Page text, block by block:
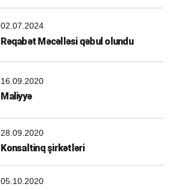
02.07.2024
Rəqabət Məcəlləsi qəbul olundu
16.09.2020
Maliyyə
28.09.2020
Konsaltinq şirkətləri
05.10.2020